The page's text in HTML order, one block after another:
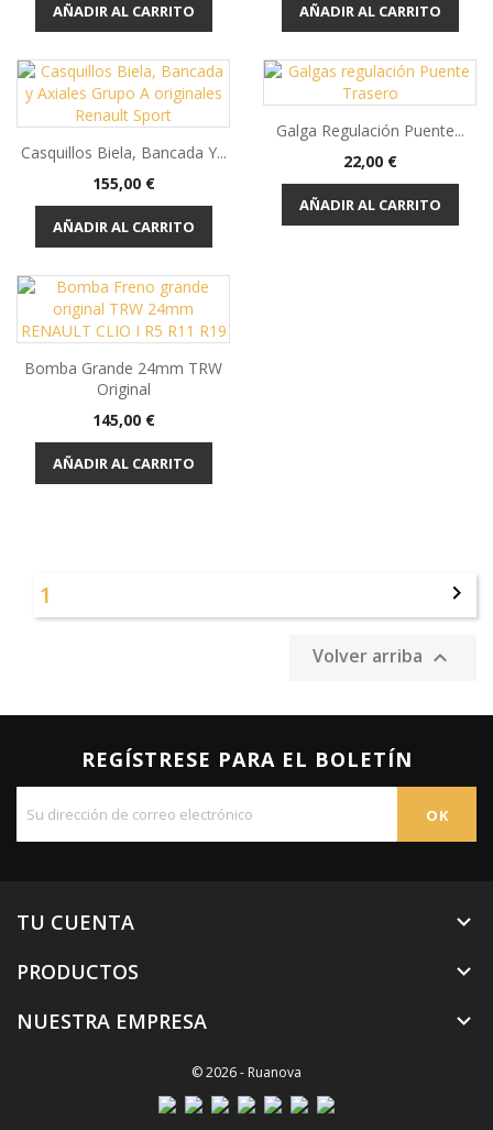
AÑADIR AL CARRITO AÑADIR AL CARRITO
Casquillos Biela, Bancada Y...
Precio
155,00 €
AÑADIR AL CARRITO
Galga Regulación Puente...
Precio
22,00 €
AÑADIR AL CARRITO
Bomba Grande 24mm TRW
Original
Precio
145,00 €
AÑADIR AL CARRITO
1 
Volver arriba 
REGÍSTRESE PARA EL BOLETÍN
TU CUENTA 
PRODUCTOS 
NUESTRA EMPRESA 
© 2026 - Ruanova